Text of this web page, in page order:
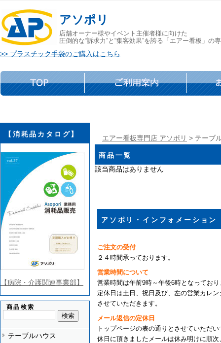
アソポリ
店舗オーナー様やイベント主催者様に向けた
圧倒的な“訴求力”と“集客効果”を誇る「エアー看板」の
>> プラスチック手袋のご購入はこちら
【消耗品カタログ】
【病院・介護関連事業部】
商品検索
テーブルハウス
エアー看板専門店 アソポリ > テーブ
商品一覧
該当商品はありません
アソポリ・インフォメーション
ご注文の受付
２４時間承っております。
営業時間について
営業時間は午前9時～午後6時となってお
定休日は土日、祝日及び、左の営業カレ
させていただきます。
メール返信の定休日
トップページの表の通りとさせていただ
休日に頂きましたメールは休み明けに順